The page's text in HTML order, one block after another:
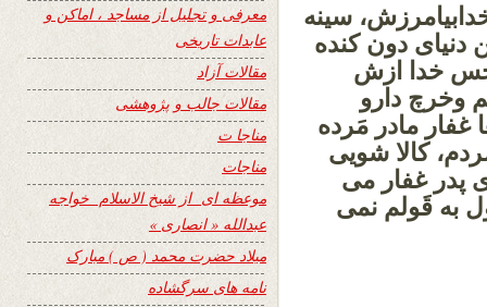
سینه
دنیای دون کنده
خس خدا ازش
وخرچ دارو
غفار مادر مَرده
کالا شویی
پدر غفار می
به قَولم نمی
معرفی و تجلیل از مساجد ، اماکن و
عابدات تاریخی
مقالات آزاد
مقالات جالب و پژوهشی
مناجا ت
مناجات
موعظه ای از شیخ الاسلام خواجه
عبدالله « انصاری »
میلاد حضرت محمد ( ص ) مبارک
نامه های سرگشاده